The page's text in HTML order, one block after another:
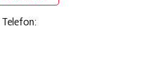
Telefon: